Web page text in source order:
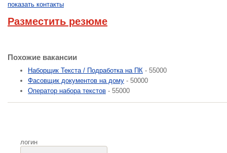
показать контакты
Разместить резюме
Похожие вакансии
Нaборщик Текстa / Подработка на ПК - 55000
Фасовщик документов на дому - 50000
Оператор набора текстов - 55000
логин